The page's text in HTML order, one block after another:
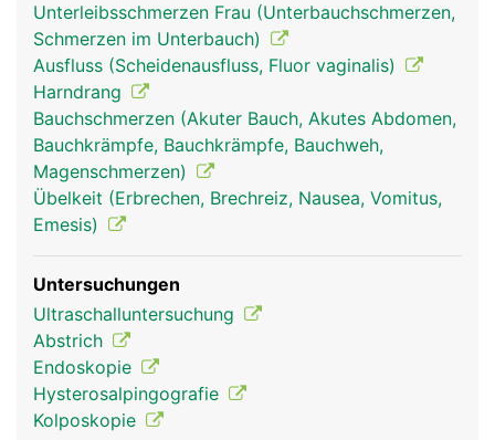
Unterleibsschmerzen Frau (Unterbauchschmerzen,
Schmerzen im Unterbauch)
Ausfluss (Scheidenausfluss, Fluor vaginalis)
Harndrang
Bauchschmerzen (Akuter Bauch, Akutes Abdomen,
Bauchkrämpfe, Bauchkrämpfe, Bauchweh,
Magenschmerzen)
Übelkeit (Erbrechen, Brechreiz, Nausea, Vomitus,
Emesis)
Untersuchungen
Ultraschalluntersuchung
Abstrich
Endoskopie
Hysterosalpingografie
Kolposkopie